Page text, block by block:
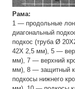
Рама:
1 — продольные
диагональный
подкос (труба Ø
42Х 2,5 мм), 5 —
мм), 7 — верхний
мм), 8 — защитный
подкосы нижнего